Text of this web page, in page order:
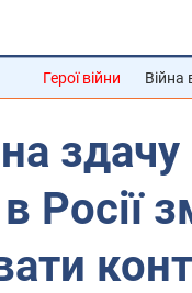
Герої війни Війна
здачу
Росії